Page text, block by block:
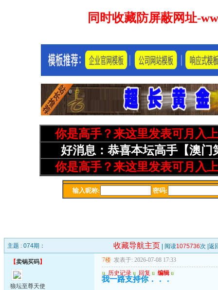
主题 : 074期： 收藏导航主页 | 阅读1075736次 | 返
【卖锅买码】
狼坛至尊天使
7楼 发表于: 2026-07-08 17:33
u 历史记录 u 回复 u 编辑 u
我一路支持你．．．